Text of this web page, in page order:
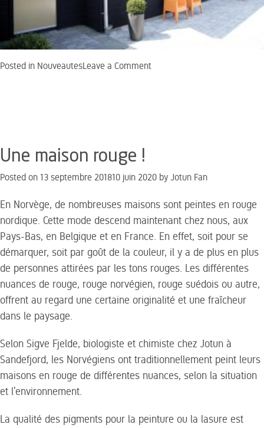
Posted in NouveautesLeave a Comment
Une maison rouge !
Posted on 13 septembre 201810 juin 2020 by Jotun Fan
En Norvège, de nombreuses maisons sont peintes en rouge
nordique. Cette mode descend maintenant chez nous, aux
Pays-Bas, en Belgique et en France. En effet, soit pour se
démarquer, soit par goût de la couleur, il y a de plus en plus
de personnes attirées par les tons rouges. Les différentes
nuances de rouge, rouge norvégien, rouge suédois ou autre,
offrent au regard une certaine originalité et une fraîcheur
dans le paysage.
Selon Sigve Fjelde, biologiste et chimiste chez Jotun à
Sandefjord, les Norvégiens ont traditionnellement peint leurs
maisons en rouge de différentes nuances, selon la situation
et l’environnement.
La qualité des pigments pour la peinture ou la lasure est